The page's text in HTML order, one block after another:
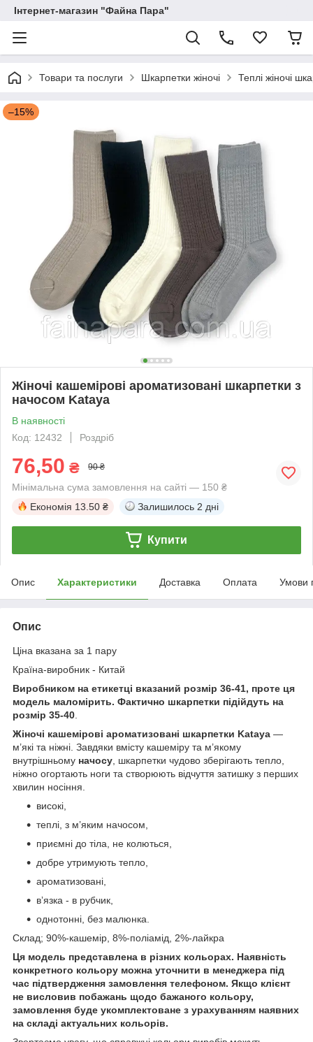
Інтернет-магазин "Файна Пара"
Товари та послуги Шкарпетки жіночі Теплі жіночі
–15%
Жіночі кашемірові ароматизовані шкарпетки з
начосом Kataya
В наявності
Код: 12432
Роздріб
76,50 ₴ 90 ₴
Мінімальна сума замовлення на сайті — 150 ₴
Економія 13.50 ₴ Залишилось 2 дні
Купити
Опис Характеристики Доставка Оплата Умови
Опис
Ціна вказана за 1 пару
Країна-виробник - Китай
Виробником на етикетці вказаний розмір 36-41, проте ця
модель маломірить. Фактично шкарпетки підійдуть на
розмір 35-40
Жіночі кашемірові ароматизовані шкарпетки Kataya —
м’які та ніжні. Завдяки вмісту кашеміру та м’якому
внутрішньому начосу , шкарпетки чудово зберігають тепло,
ніжно огортають ноги та створюють відчуття затишку з перших
хвилин носіння.
високі,
теплі, з м’яким начосом,
приємні до тіла, не колються,
добре утримують тепло,
ароматизовані,
вʼязка - в рубчик,
однотонні, без малюнка.
Склад; 90%-кашемір, 8%-поліамід, 2%-лайкра
Ця модель представлена в різних кольорах. Наявність
конкретного кольору можна уточнити в менеджера під
час підтвердження замовлення телефоном. Якщо клієнт
не висловив побажань щодо бажаного кольору,
замовлення буде укомплектоване з урахуванням наявних
на складі актуальних кольорів.